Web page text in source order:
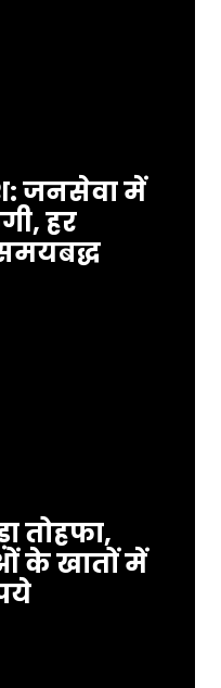
जनसेवा में
हर
तोहफा,
के खातों में